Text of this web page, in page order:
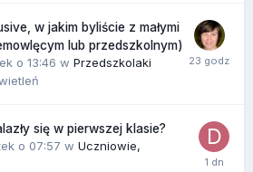
w jakim byliście z małymi
lub przedszkolnym)
o 13:46 w Przedszkolaki
się w pierwszej klasie?
o 07:57 w Uczniowie,